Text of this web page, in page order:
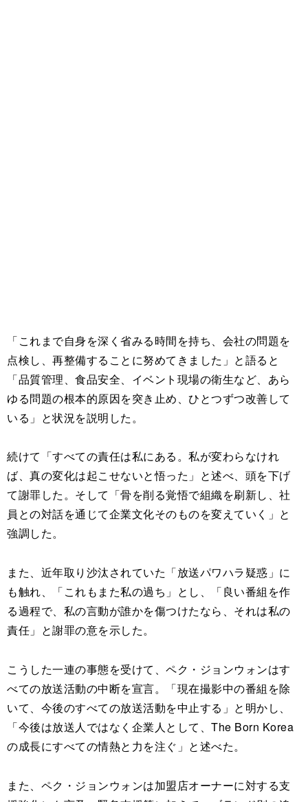
「これまで自身を深く省みる時間を持ち、会社の問題を
点検し、再整備することに努めてきました」と語ると
「品質管理、食品安全、イベント現場の衛生など、あら
ゆる問題の根本的原因を突き止め、ひとつずつ改善して
いる」と状況を説明した。
続けて「すべての責任は私にある。私が変わらなけれ
ば、真の変化は起こせないと悟った」と述べ、頭を下げ
て謝罪した。そして「骨を削る覚悟で組織を刷新し、社
員との対話を通じて企業文化そのものを変えていく」と
強調した。
また、近年取り沙汰されていた「放送パワハラ疑惑」に
も触れ、「これもまた私の過ち」とし、「良い番組を作
る過程で、私の言動が誰かを傷つけたなら、それは私の
責任」と謝罪の意を示した。
こうした一連の事態を受けて、ペク・ジョンウォンはす
べての放送活動の中断を宣言。「現在撮影中の番組を除
いて、今後のすべての放送活動を中止する」と明かし、
「今後は放送人ではなく企業人として、The Born Korea
の成長にすべての情熱と力を注ぐ」と述べた。
また、ペク・ジョンウォンは加盟店オーナーに対する支